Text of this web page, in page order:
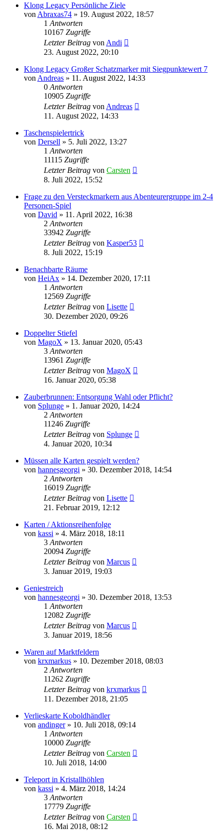
Klong Legacy Persönliche Ziele
von Abraxas74 » 19. August 2022, 18:57
1 Antworten
10167 Zugriffe
Letzter Beitrag von Andi
23. August 2022, 20:10
Klong Legacy Großer Schatzmarker mit Siegpunktewert 7
von Andreas » 11. August 2022, 14:33
0 Antworten
10905 Zugriffe
Letzter Beitrag von Andreas
11. August 2022, 14:33
Taschenspielertrick
von Dersell » 5. Juli 2022, 13:27
1 Antworten
11115 Zugriffe
Letzter Beitrag von Carsten
8. Juli 2022, 15:52
Frage zu den Versteckmarkern aus Abenteurergruppe im 2-4
Personen-Spiel
von David » 11. April 2022, 16:38
2 Antworten
33942 Zugriffe
Letzter Beitrag von Kasper53
8. Juli 2022, 15:19
Benachbarte Räume
von HeiAx » 14. Dezember 2020, 17:11
1 Antworten
12569 Zugriffe
Letzter Beitrag von Lisette
30. Dezember 2020, 09:26
Doppelter Stiefel
von MagoX » 13. Januar 2020, 05:43
3 Antworten
13961 Zugriffe
Letzter Beitrag von MagoX
16. Januar 2020, 05:38
Zauberbrunnen: Entsorgung Wahl oder Pflicht?
von Splunge » 1. Januar 2020, 14:24
2 Antworten
11246 Zugriffe
Letzter Beitrag von Splunge
4. Januar 2020, 10:34
Müssen alle Karten gespielt werden?
von hannesgeorgi » 30. Dezember 2018, 14:54
2 Antworten
16019 Zugriffe
Letzter Beitrag von Lisette
21. Februar 2019, 12:12
Karten / Aktionsreihenfolge
von kassi » 4. März 2018, 18:11
3 Antworten
20094 Zugriffe
Letzter Beitrag von Marcus
3. Januar 2019, 19:03
Geniestreich
von hannesgeorgi » 30. Dezember 2018, 13:53
1 Antworten
12082 Zugriffe
Letzter Beitrag von Marcus
3. Januar 2019, 18:56
Waren auf Marktfeldern
von krxmarkus » 10. Dezember 2018, 08:03
2 Antworten
11262 Zugriffe
Letzter Beitrag von krxmarkus
11. Dezember 2018, 21:05
Verlieskarte Koboldhändler
von andinger» 10. Juli 2018, 09:14
1 Antworten
10000 Zugriffe
Letzter Beitrag von Carsten
10. Juli 2018, 14:00
Teleport in Kristallhöhlen
von kassi » 4. März 2018, 14:24
3 Antworten
17779 Zugriffe
Letzter Beitrag von Carsten
16. Mai 2018, 08:12